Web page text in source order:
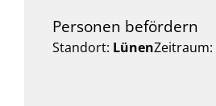
Personen befördern
Standort: LünenZeitraum: